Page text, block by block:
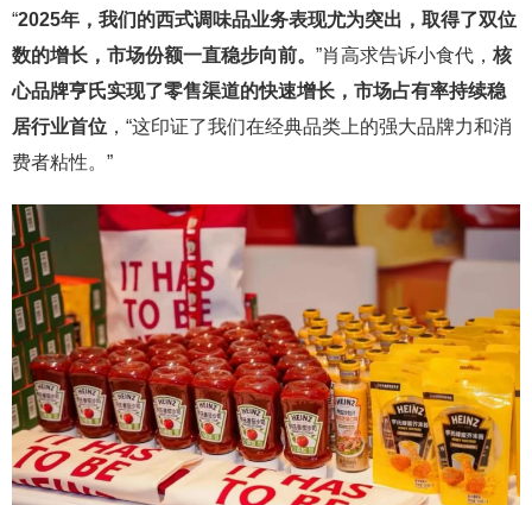
“2025年，我们的西式调味品业务表现尤为突出，取得了双位
数的增长，市场份额一直稳步向前。 ”肖高求告诉小食代， 核
心品牌亨氏实现了零售渠道的快速增长，市场占有率持续稳
居行业首位 ，“这印证了我们在经典品类上的强大品牌力和消
费者粘性。”